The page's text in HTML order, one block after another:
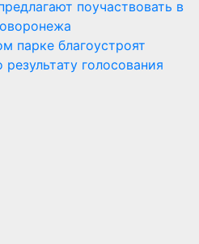
поучаствовать в
парке благоустроят
голосования